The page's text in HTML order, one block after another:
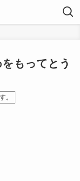
もってとう
。